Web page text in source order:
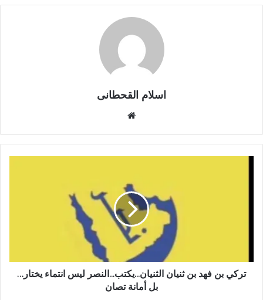
اسلام القحطانى
ق
ع
ل
و
ي
ب
تركي بن فهد بن ثنيان الثنيان...يكتب...النصر ليس انتماء يختار…
بل أمانة تصان